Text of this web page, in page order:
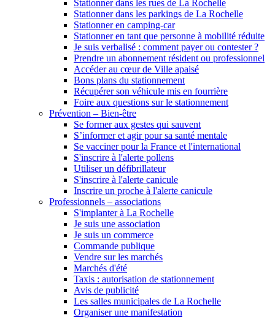
Stationner dans les rues de La Rochelle
Stationner dans les parkings de La Rochelle
Stationner en camping-car
Stationner en tant que personne à mobilité réduite
Je suis verbalisé : comment payer ou contester ?
Prendre un abonnement résident ou professionnel
Accéder au cœur de Ville apaisé
Bons plans du stationnement
Récupérer son véhicule mis en fourrière
Foire aux questions sur le stationnement
Prévention – Bien-être
Se former aux gestes qui sauvent
S’informer et agir pour sa santé mentale
Se vacciner pour la France et l'international
S'inscrire à l'alerte pollens
Utiliser un défibrillateur
S'inscrire à l'alerte canicule
Inscrire un proche à l'alerte canicule
Professionnels – associations
S'implanter à La Rochelle
Je suis une association
Je suis un commerce
Commande publique
Vendre sur les marchés
Marchés d'été
Taxis : autorisation de stationnement
Avis de publicité
Les salles municipales de La Rochelle
Organiser une manifestation